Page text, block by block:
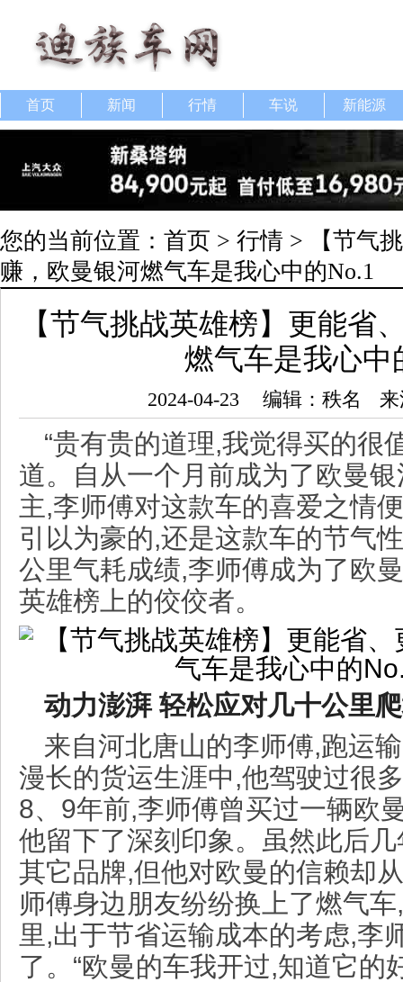
首页 新闻 行情 车说 新能源
您的当前位置： 首页 > 行情 > 【节气
赚，欧曼银河燃气车是我心中的No.1
【节气挑战英雄榜】更能省
燃气车是我心中
2024-04-23 编辑：秩名
“贵有贵的道理,我觉得买的很
道。自从一个月前成为了欧曼
主,李师傅对这款车的喜爱之情
引以为豪的,还是这款车的节气
公里气耗成绩,李师傅成为了欧
英雄榜上的佼佼者。
动力澎湃轻松应对几十公里
来自河北唐山的李师傅,跑运
漫长的货运生涯中,他驾驶过很
8、9年前,李师傅曾买过一辆欧
他留下了深刻印象。虽然此后
其它品牌,但他对欧曼的信赖却
师傅身边朋友纷纷换上了燃气
里,出于节省运输成本的考虑,李
了。“欧曼的车我开过,知道它的